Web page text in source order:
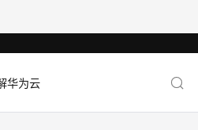
华为云